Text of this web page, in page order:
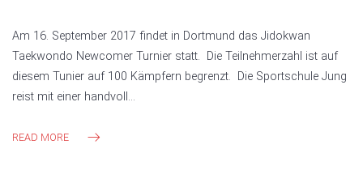
Am 16. September 2017 findet in Dortmund das Jidokwan
Taekwondo Newcomer Turnier statt. Die Teilnehmerzahl ist auf
diesem Tunier auf 100 Kämpfern begrenzt. Die Sportschule Jung
reist mit einer handvoll…
READ MORE